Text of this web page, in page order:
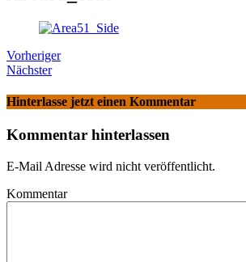
Vorheriger
Nächster
Hinterlasse jetzt einen Kommentar
Kommentar hinterlassen
E-Mail Adresse wird nicht veröffentlicht.
Kommentar